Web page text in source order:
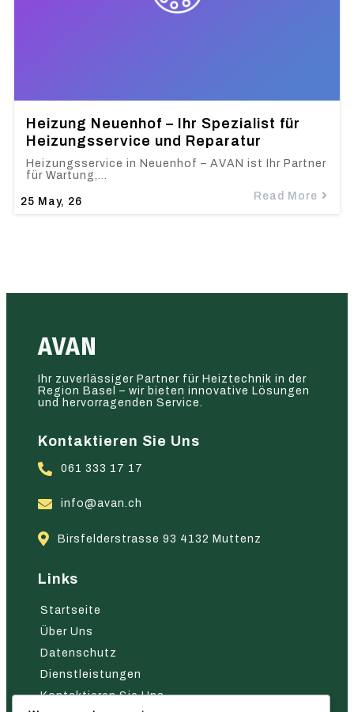
Heizung Neuenhof – Ihr Spezialist für
Heizungsservice und Reparatur
25 May, 26
Heizungsservice in Neuenhof – AVAN ist Ihr Partner
für Wartung,…
Read More
AVAN
Ihr zuverlässiger Partner für Heiztechnik in der
Region Basel – wir bieten innovative Lösungen
und hervorragenden Service.
Kontaktieren Sie Uns
061 333 17 17
info@avan.ch
Birsfelderstrasse 93 4132 Muttenz
Links
Startseite
Über Uns
Datenschutz
Dienstleistungen
Kontaktieren Sie Uns